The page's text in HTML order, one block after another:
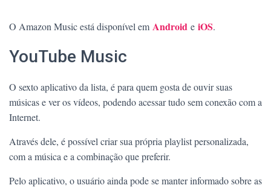
O Amazon Music está disponível em Android e iOS.
YouTube Music
O sexto aplicativo da lista, é para quem gosta de ouvir suas
músicas e ver os vídeos, podendo acessar tudo sem conexão com a
Internet.
Através dele, é possível criar sua própria playlist personalizada,
com a música e a combinação que preferir.
Pelo aplicativo, o usuário ainda pode se manter informado sobre as